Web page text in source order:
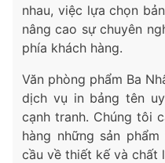
nhau, việc lựa chọn
nâng cao sự chuyên
phía khách hàng.
Văn phòng phẩm Ba
dịch vụ in bảng tên
cạnh tranh. Chúng tôi
hàng những sản
cầu về thiết kế và chất